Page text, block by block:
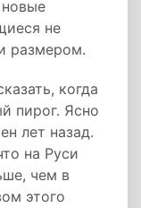
не
размером.
когда
пирог. Ясно
лет назад.
на Руси
чем в
этого